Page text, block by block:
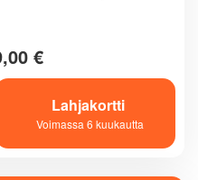
€
Lahjakortti
Voimassa 6 kuukautta